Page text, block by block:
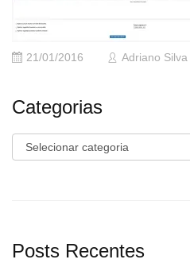
21/01/2016 Adriano Silva
Categorias
Categorias
Posts Recentes